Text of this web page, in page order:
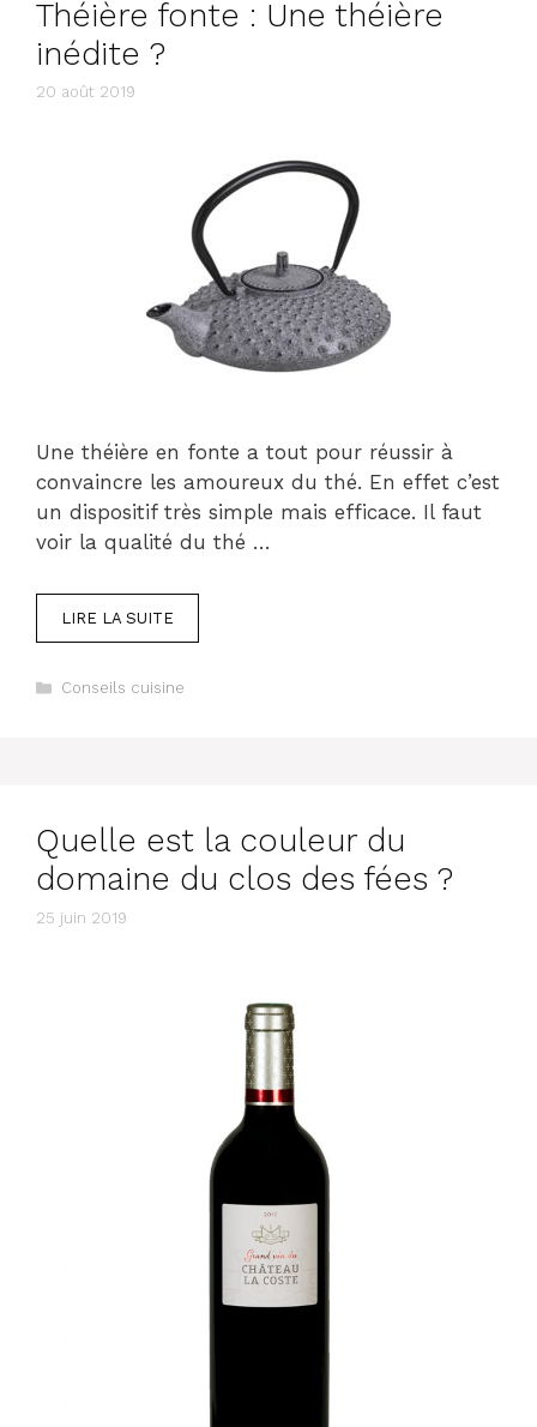
Théière fonte : Une théière
inédite ?
20 août 2019
Une théière en fonte a tout pour réussir à
convaincre les amoureux du thé. En effet c’est
un dispositif très simple mais efficace. Il faut
voir la qualité du thé …
LIRE LA SUITE
Catégories
Conseils cuisine
Quelle est la couleur du
domaine du clos des fées ?
25 juin 2019